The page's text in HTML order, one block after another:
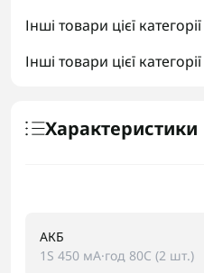
Інші товари цієї
Інші товари цієї
Характеристики
АКБ
1S 450 мА·год 80C (2 шт.)